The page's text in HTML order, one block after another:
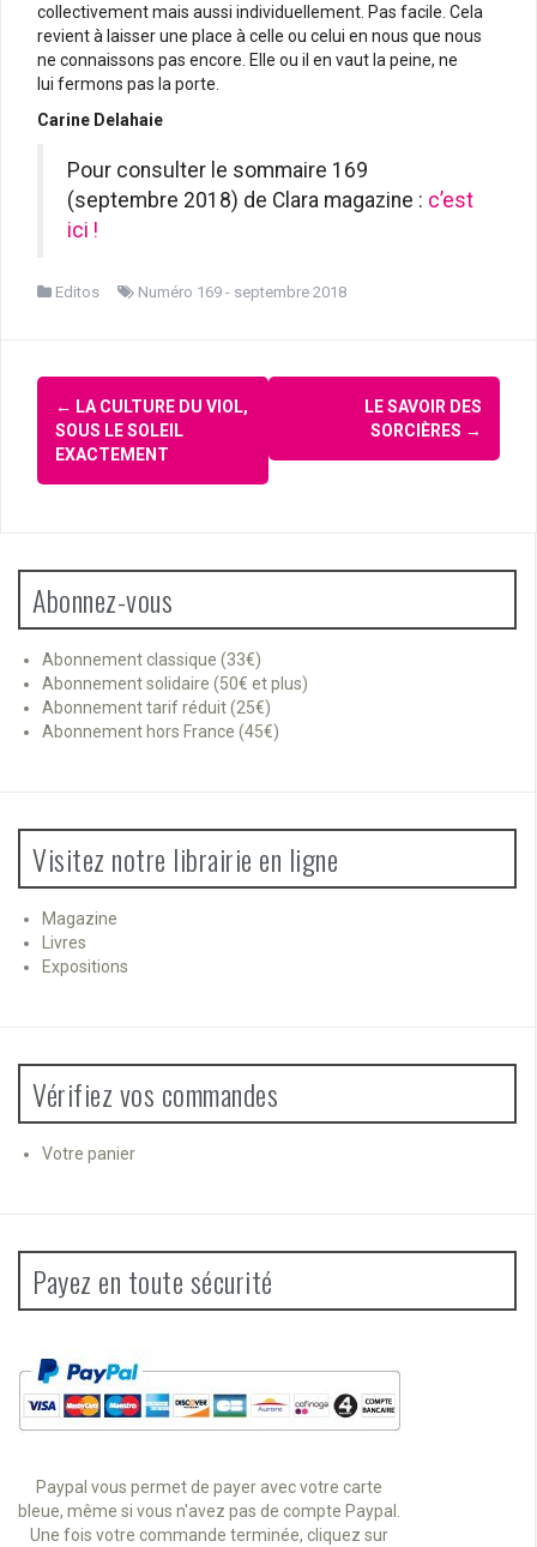
collectivement mais aussi individuellement. Pas facile. Cela
revient à laisser une place à celle ou celui en nous que nous
ne connaissons pas encore. Elle ou il en vaut la peine, ne
lui fermons pas la porte.
Carine Delahaie
Pour consulter le sommaire 169
(septembre 2018) de Clara magazine : c’est
ici !
Editos Numéro 169 - septembre 2018
Navigation
d'article
← LA CULTURE DU VIOL,
SOUS LE SOLEIL
EXACTEMENT
LE SAVOIR DES
SORCIÈRES →
Abonnez-vous
Abonnement classique (33€)
Abonnement solidaire (50€ et plus)
Abonnement tarif réduit (25€)
Abonnement hors France (45€)
Visitez notre librairie en ligne
Magazine
Livres
Expositions
Vérifiez vos commandes
Votre panier
Payez en toute sécurité
Paypal vous permet de payer avec votre carte
bleue, même si vous n'avez pas de compte Paypal.
Une fois votre commande terminée, cliquez sur